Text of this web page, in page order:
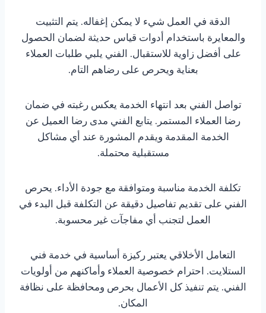
الدقة في العمل شيء لا يمكن إغفاله. يتم التثبيت
والمعايرة باستخدام أدوات قياس حديثة لضمان الحصول
على أفضل زاوية للاستقبال. الفني يلبي طلبات العملاء
بعناية ويحرص على رضاهم التام.
تواصل الفني بعد انتهاء الخدمة يعكس رغبته في ضمان
رضا العملاء المستمر. يتابع الفني مدى رضا العميل عن
الخدمة المقدمة ويقدم المشورة عند أي مشاكل
مستقبلية محتملة.
تكلفة الخدمة مناسبة ومتوافقة مع جودة الأداء. يحرص
الفني على تقديم تفاصيل دقيقة عن التكلفة قبل البدء في
العمل لتجنب أي مفاجآت غير محسوبة.
التعامل الأخلاقي يعتبر ركيزة أساسية في خدمة فني
الستلايت. احترام خصوصية العملاء وأماكنهم من أولويات
الفني. يتم تنفيذ كل الأعمال بحرص ومحافظة على نظافة
المكان.